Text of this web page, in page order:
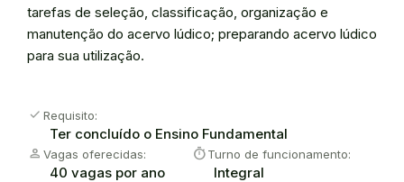
tarefas de seleção, classificação, organização e
manutenção do acervo lúdico; preparando acervo lúdico
para sua utilização.
check Requisito:
Ter concluído o Ensino Fundamental
Person Vagas oferecidas:
40 vagas por ano
timerTurno de funcionamento:
Integral